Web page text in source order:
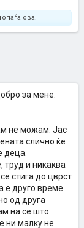
ова.
за мене.
не можам. Јас
слично ќе
деца.
и никаква
стига до цврст
е друго време.
од друга
на се што
ни малку не